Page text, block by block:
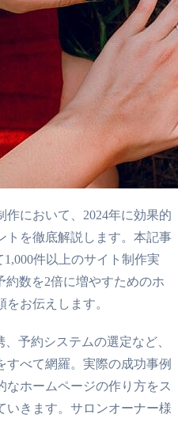
において、2024年に効果的
トを徹底解説します。本記事
件以上のサイト制作実
約数を2倍に増やすためのホ
お伝えします。
予約システムの選定など、
すべて網羅。実際の成功事例
なホームページの作り方をス
いきます。サロンオーナー様